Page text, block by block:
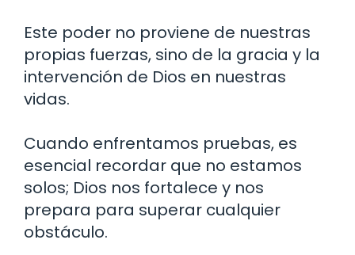
Este poder no proviene de nuestras
propias fuerzas, sino de la gracia y la
intervención de Dios en nuestras
vidas.
Cuando enfrentamos pruebas, es
esencial recordar que no estamos
solos; Dios nos fortalece y nos
prepara para superar cualquier
obstáculo.